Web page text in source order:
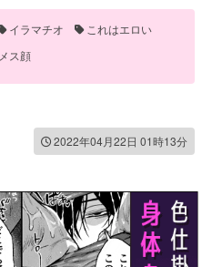
イラマチオ
これはエロい
メス顔
2022年04月22日 01時13分